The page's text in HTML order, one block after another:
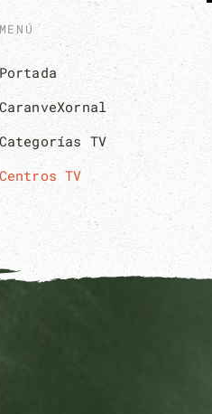
MENÚ
Portada
CaranveXornal
Categorías TV
Centros TV